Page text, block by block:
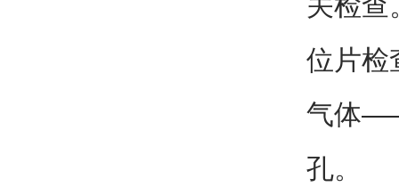
位片检
气体
孔。